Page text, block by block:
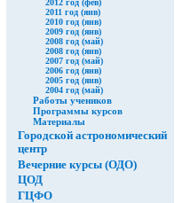
2012 год (фев)
2011 год (янв)
2010 год (янв)
2009 год (янв)
2008 год (май)
2008 год (янв)
2007 год (май)
2006 год (янв)
2005 год (янв)
2004 год (май)
Работы учеников
Программы курсов
Материалы
Городской астрономический
центр
Вечерние курсы (ОДО)
ЦОД
ГЦФО